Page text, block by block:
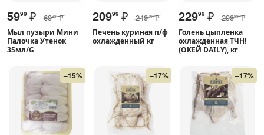
5999 ₽ 6999 ₽
Мыл пузыри Мини
Палочка Утенок
35мл/G
20999 ₽ 24900 ₽
Печень куриная п/ф
охлажденный кг
22999 ₽ 29999 ₽
Голень цыпленка
охлажденная ТЧН!
(ОКЕЙ DAILY), кг
–15% –17% –17%